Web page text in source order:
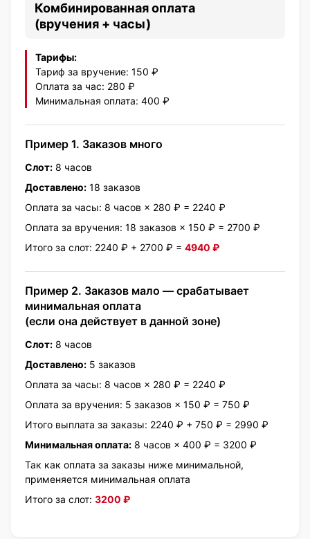
Комбинированная оплата
(вручения + часы)
Тарифы:
Тариф за вручение: 150 ₽
Оплата за час: 280 ₽
Минимальная оплата: 400 ₽
Пример 1. Заказов много
Слот: 8 часов
Доставлено: 18 заказов
Оплата за часы: 8 часов × 280 ₽ = 2240 ₽
Оплата за вручения: 18 заказов × 150 ₽ = 2700 ₽
Итого за слот: 2240 ₽ + 2700 ₽ = 4940 ₽
Пример 2. Заказов мало — срабатывает
минимальная оплата
(если она действует в данной зоне)
Слот: 8 часов
Доставлено: 5 заказов
Оплата за часы: 8 часов × 280 ₽ = 2240 ₽
Оплата за вручения: 5 заказов × 150 ₽ = 750 ₽
Итого выплата за заказы: 2240 ₽ + 750 ₽ = 2990 ₽
Минимальная оплата: 8 часов × 400 ₽ = 3200 ₽
Так как оплата за заказы ниже минимальной,
применяется минимальная оплата
Итого за слот: 3200 ₽
Приведите друга в
Магнит — и получите
выплату до 40 000 ₽